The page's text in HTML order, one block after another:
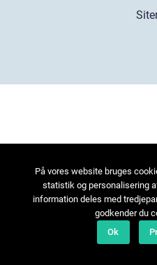
På vores website bruges
statistik og personalisering
information deles med
godkender du
Ok